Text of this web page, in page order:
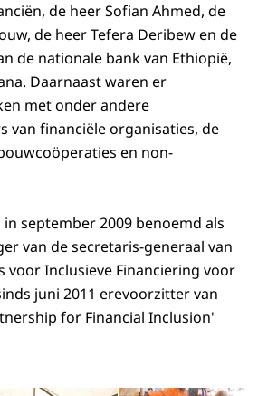
de heer Sofian Ahmed, de
de heer Tefera Deribew en de
de nationale bank van Ethiopië,
Daarnaast waren er
met onder andere
van financiële organisaties, de
en non-
september 2009 benoemd als
van de secretaris-generaal van
voor Inclusieve Financiering voor
juni 2011 erevoorzitter van
for Financial Inclusion'
Open de galerij in vergrote